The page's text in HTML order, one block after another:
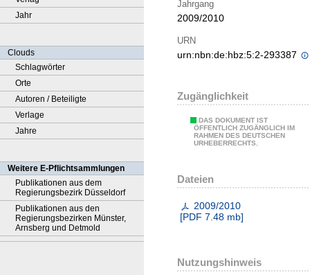
Jahr
Clouds
Schlagwörter
Orte
Autoren / Beteiligte
Verlage
Jahre
Weitere E-Pflichtsammlungen
Publikationen aus dem
Regierungsbezirk Düsseldorf
Publikationen aus den
Regierungsbezirken Münster,
Arnsberg und Detmold
Jahrgang
2009/2010
URN
urn:nbn:de:hbz:5:2-293387
Zugänglichkeit
DAS DOKUMENT IST
ÖFFENTLICH ZUGÄNGLICH IM
RAHMEN DES DEUTSCHEN
URHEBERRECHTS.
Dateien
2009/2010
[PDF 7.48 mb]
Nutzungshinweis